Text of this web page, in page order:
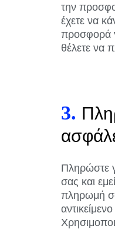
την
έχετε να
προσφορά
θέλετε να
3.
Πληρώστε
σας και
πληρωμή